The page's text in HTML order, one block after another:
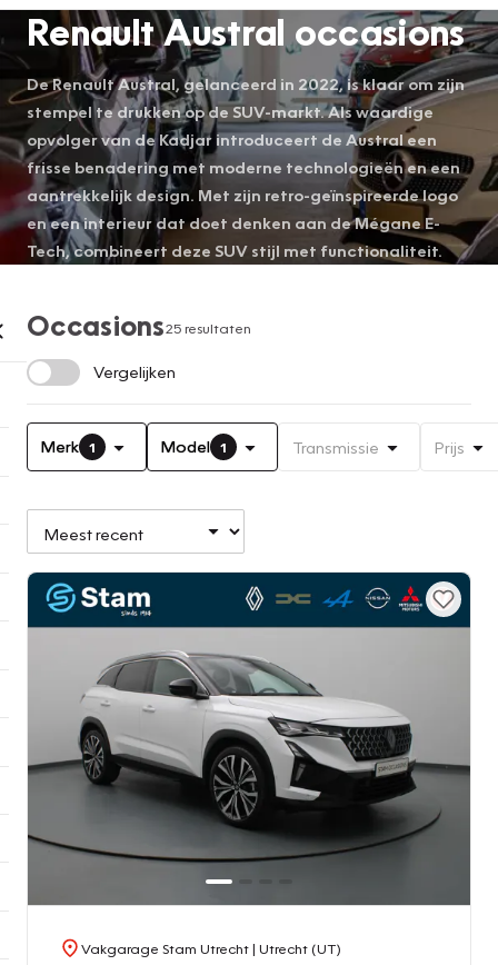
Renault Austral occasions
De Renault Austral, gelanceerd in 2022, is klaar om zijn
stempel te drukken op de SUV-markt. Als waardige
opvolger van de Kadjar introduceert de Austral een
frisse benadering met moderne technologieën en een
aantrekkelijk design. Met zijn retro-geïnspireerde logo
en een interieur dat doet denken aan de Mégane E-
Tech, combineert deze SUV stijl met functionaliteit.
Occasions25 resultaten
Vergelijken
Merk 1 Model 1 Transmissie Prijs
Vakgarage Stam Utrecht| Utrecht (UT)